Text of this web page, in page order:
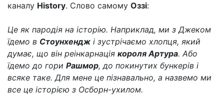
каналу History. Слово самому Оззі:
Це як пародія на історію. Наприклад, ми з Джеком
їдемо в Стоунхендж і зустрічаємо хлопця, який
думає, що він реінкарнація короля Артура. Або
їдемо до гори Рашмор, до покинутих бункерів і
всяке таке. Для мене це пізнавально, а назвемо ми
все це історією з Осборн-ухилом.